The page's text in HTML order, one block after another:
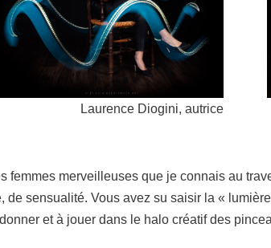
Laurence Diogini, autrice
femmes merveilleuses que je connais au
de sensualité. Vous avez su saisir la «
et à jouer dans le halo créatif des